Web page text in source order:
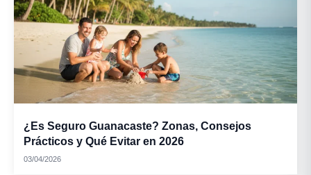
¿Es Seguro Guanacaste? Zonas, Consejos
Prácticos y Qué Evitar en 2026
03/04/2026